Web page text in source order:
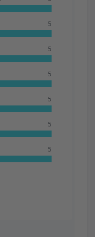
5
5
5
5
5
5